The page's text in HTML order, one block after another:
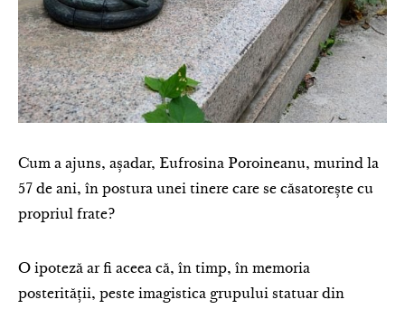
Cum a ajuns, așadar, Eufrosina Poroineanu, murind la
57 de ani, în postura unei tinere care se căsatorește cu
propriul frate?
O ipoteză ar fi aceea că, în timp, în memoria
posterității, peste imagistica grupului statuar din